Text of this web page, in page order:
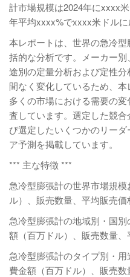
計市場規模は2024年にxxxx
年平均xxxx%でxxxx米ドルに
本レポートは、世界の急冷
括的な分析です。メーカー
途別の定量分析および定性
間なく変化しているため、本
多くの市場における需要の
査しています。選定した競
び選定したいくつかのリー
ア予測を掲載しています。
*** 主な特徴 ***
急冷型膨張計の世界市場規
ル）、販売数量、平均販売
急冷型膨張計の地域別・国
額（百万ドル）、販売数量
急冷型膨張計のタイプ別・
費金額（百万ドル）、販売